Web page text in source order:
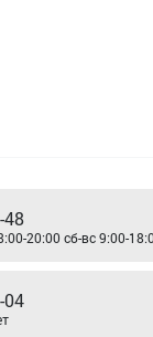
48
20:00 сб-вс 9:00-
04